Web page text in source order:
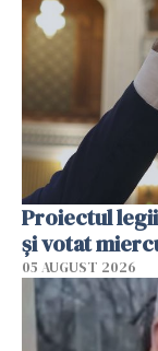
Proiectul
şi votat
05 AUGUST 2026